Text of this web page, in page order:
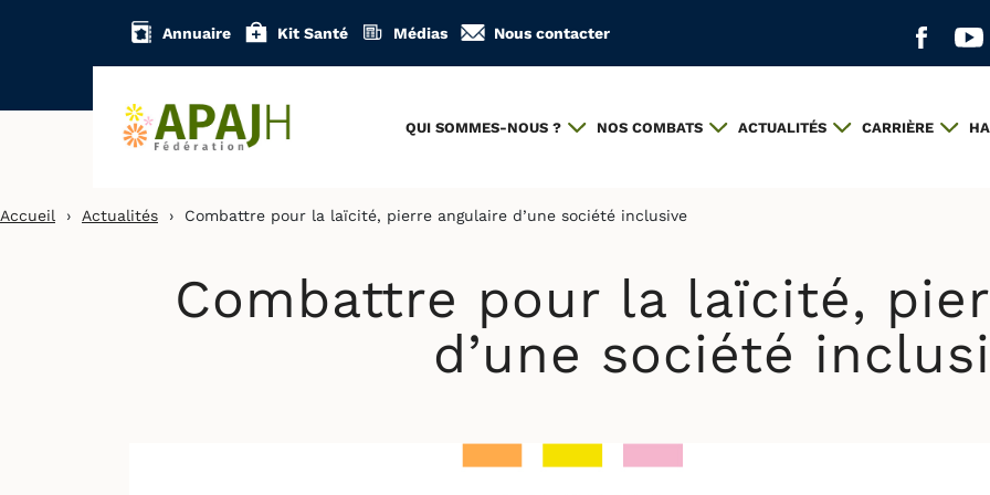
Annuaire Kit Santé Médias Nous contacter
Aller
QUI SOMMES-NOUS ? NOS COMBATS ACTUALITÉS CARRIÈRE
Accueil › Actualités › Combattre pour la laïcité, pierre angulaire d’une société inclusive
Combattre pour la laïcité,
d’une société